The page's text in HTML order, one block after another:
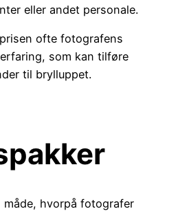
eller andet personale.
ofte fotografens
som kan tilføre
til brylluppet.
måde, hvorpå fotografer